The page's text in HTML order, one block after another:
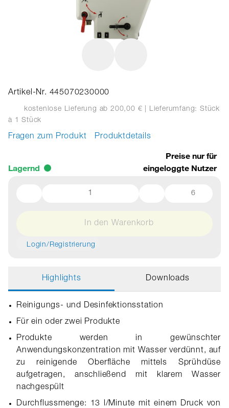
Artikel-Nr. 445070230000
kostenlose Lieferung ab 200,00 € | Lieferumfang: Stück
à 1 Stück
Fragen zum Produkt Produktdetails
Lagernd
Preise nur für
eingeloggte Nutzer
6
In den Warenkorb
Login/Registrierung
Highlights Downloads
Reinigungs- und Desinfektionsstation
Für ein oder zwei Produkte
Produkte werden in gewünschter
Anwendungskonzentration mit Wasser verdünnt, auf
zu reinigende Oberfläche mittels Sprühdüse
aufgetragen, anschließend mit klarem Wasser
nachgespült
Durchflussmenge: 13 l/Minute mit einem Druck von